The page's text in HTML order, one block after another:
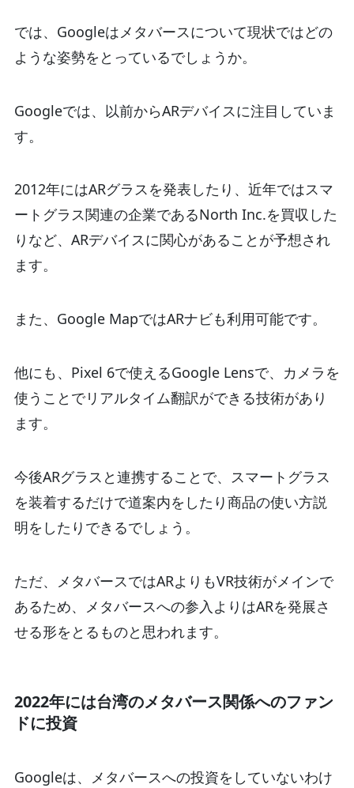
では、Googleはメタバースについて現状ではどの
ような姿勢をとっているでしょうか。
Googleでは、以前からARデバイスに注目していま
す。
2012年にはARグラスを発表したり、近年ではスマ
ートグラス関連の企業であるNorth Inc.を買収した
りなど、ARデバイスに関心があることが予想され
ます。
また、Google MapではARナビも利用可能です。
他にも、Pixel 6で使えるGoogle Lensで、カメラを
使うことでリアルタイム翻訳ができる技術があり
ます。
今後ARグラスと連携することで、スマートグラス
を装着するだけで道案内をしたり商品の使い方説
明をしたりできるでしょう。
ただ、メタバースではARよりもVR技術がメインで
あるため、メタバースへの参入よりはARを発展さ
せる形をとるものと思われます。
2022年には台湾のメタバース関係へのファン
ドに投資
Googleは、メタバースへの投資をしていないわけ